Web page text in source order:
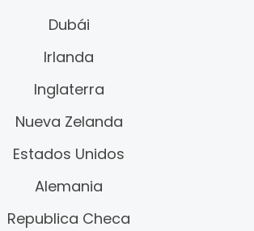
Dubái
Irlanda
Inglaterra
Nueva Zelanda
Estados Unidos
Alemania
Republica Checa